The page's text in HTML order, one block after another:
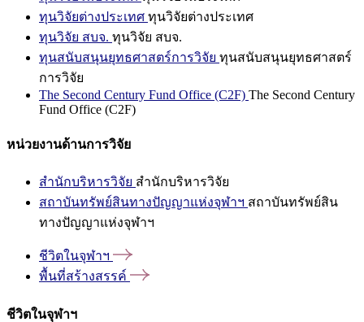
ทุนวิจัยต่างประเทศ ทุนวิจัยต่างประเทศ
ทุนวิจัย สบจ. ทุนวิจัย สบจ.
ทุนสนับสนุนยุทธศาสตร์การวิจัย ทุนสนับสนุนยุทธศาสตร์
การวิจัย
The Second Century Fund Office (C2F) The Second Century
Fund Office (C2F)
หน่วยงานด้านการวิจัย
สำนักบริหารวิจัย สำนักบริหารวิจัย
สถาบันทรัพย์สินทางปัญญาแห่งจุฬาฯ สถาบันทรัพย์สิน
ทางปัญญาแห่งจุฬาฯ
ชีวิตในจุฬาฯ
พื้นที่สร้างสรรค์
ชีวิตในจุฬาฯ